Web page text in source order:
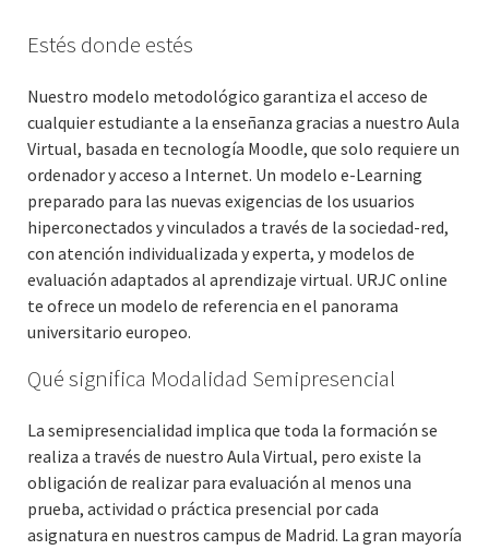
Estés donde estés
Nuestro modelo metodológico garantiza el acceso de
cualquier estudiante a la enseñanza gracias a nuestro Aula
Virtual, basada en tecnología Moodle, que solo requiere un
ordenador y acceso a Internet. Un modelo e-Learning
preparado para las nuevas exigencias de los usuarios
hiperconectados y vinculados a través de la sociedad-red,
con atención individualizada y experta, y modelos de
evaluación adaptados al aprendizaje virtual. URJC online
te ofrece un modelo de referencia en el panorama
universitario europeo.
Qué significa Modalidad Semipresencial
La semipresencialidad implica que toda la formación se
realiza a través de nuestro Aula Virtual, pero existe la
obligación de realizar para evaluación al menos una
prueba, actividad o práctica presencial por cada
asignatura en nuestros campus de Madrid. La gran mayoría